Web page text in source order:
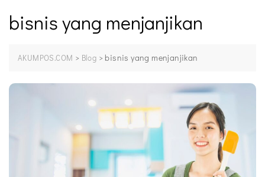
bisnis yang menjanjikan
AKUMPOS.COM > Blog > bisnis yang menjanjikan